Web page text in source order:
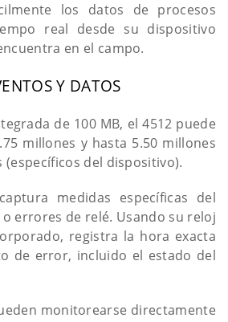
los datos de procesos
real desde su dispositivo
en el campo.
Y DATOS
de 100 MB, el 4512 puede
millones y hasta 5.50 millones
del dispositivo).
medidas específicas del
errores de relé. Usando su reloj
registra la hora exacta
de error, incluido el estado del
monitorearse directamente